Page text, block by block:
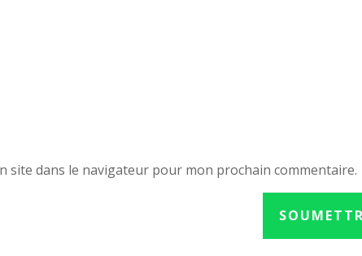
site dans le navigateur pour mon prochain commentaire.